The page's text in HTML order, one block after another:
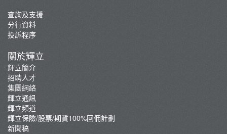
查詢及支援
分行資料
投訴程序
關於輝立
輝立簡介
招聘人才
集團網絡
輝立通訊
輝立頻道
輝立保險/股票/期貨100%回佣計劃
新聞稿